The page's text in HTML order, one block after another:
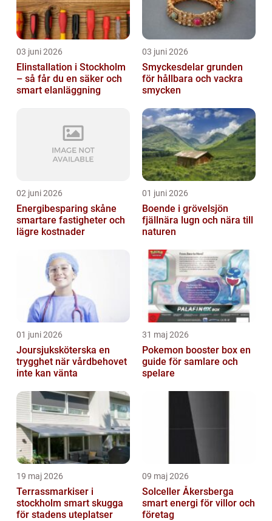
03 juni 2026
Elinstallation i Stockholm
– så får du en säker och
smart elanläggning
03 juni 2026
Smyckesdelar grunden
för hållbara och vackra
smycken
02 juni 2026
Energibesparing skåne
smartare fastigheter och
lägre kostnader
01 juni 2026
Boende i grövelsjön
fjällnära lugn och nära till
naturen
01 juni 2026
Joursjuksköterska en
trygghet när vårdbehovet
inte kan vänta
31 maj 2026
Pokemon booster box en
guide för samlare och
spelare
19 maj 2026
Terrassmarkiser i
stockholm smart skugga
för stadens uteplatser
09 maj 2026
Solceller Åkersberga
smart energi för villor och
företag